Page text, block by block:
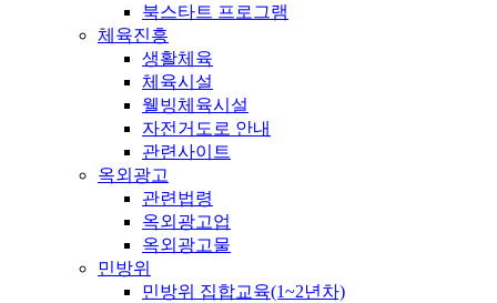
북스타트 프로그램
체육진흥
생활체육
체육시설
웰빙체육시설
자전거도로 안내
관련사이트
옥외광고
관련법령
옥외광고업
옥외광고물
민방위
민방위 집합교육(1~2년차)